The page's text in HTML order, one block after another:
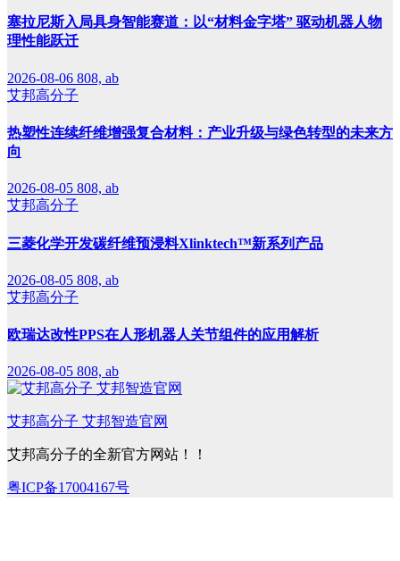
塞拉尼斯入局具身智能赛道：以“材料金字塔” 驱动机器人物
理性能跃迁
2026-08-06 808, ab
艾邦高分子
热塑性连续纤维增强复合材料：产业升级与绿色转型的未来方
向
2026-08-05 808, ab
艾邦高分子
三菱化学开发碳纤维预浸料Xlinktech™新系列产品
2026-08-05 808, ab
艾邦高分子
欧瑞达改性PPS在人形机器人关节组件的应用解析
2026-08-05 808, ab
艾邦高分子 艾邦智造官网
艾邦高分子的全新官方网站！！
粤ICP备17004167号